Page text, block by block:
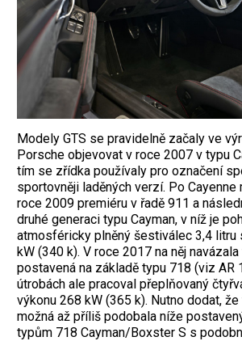
Modely GTS se pravidelně začaly ve
Porsche objevovat v roce 2007 v typu
tím se zřídka používaly pro označení
sportovněji laděných verzí. Po Cayenne
roce 2009 premiéru v řadě 911 a
druhé generaci typu Cayman, v níž je
atmosféricky plněný šestiválec 3,4 litru
kW (340 k). V roce 2017 na něj navázala
postavená na základě typu 718 (viz AR
útrobách ale pracoval přeplňovaný
výkonu 268 kW (365 k). Nutno dodat,
možná až příliš podobala níže
typům 718 Cayman/Boxster S s